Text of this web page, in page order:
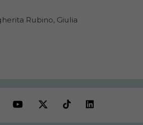
Rubino, Giulia